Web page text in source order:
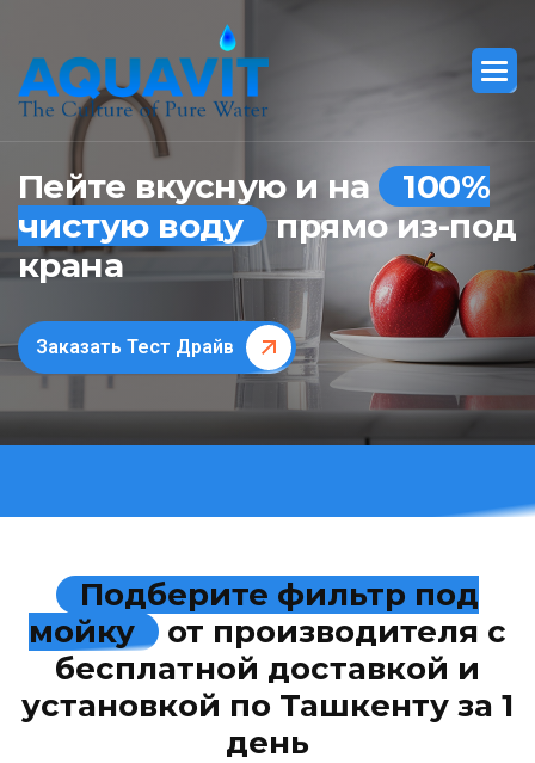
Пейте вкусную и на
100%
чистую воду прямо из-под
крана
Заказать Тест Драйв
Подберите фильтр под
мойку
от производителя с
бесплатной доставкой и
установкой по Ташкенту за 1
день